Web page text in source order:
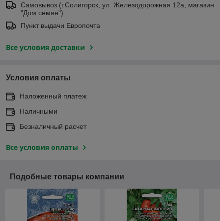
Самовывоз (г.Солигорск, ул. Железодорожная 12а, магазин
"Дом семян")
Пункт выдачи Европочта
Все условия доставки
Условия оплаты
Наложенный платеж
Наличными
Безналичный расчет
Все условия оплаты
Подобные товары компании